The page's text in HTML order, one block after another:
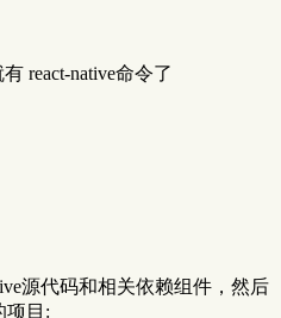
react-native命令了
源代码和相关依赖组件，然后
项目: